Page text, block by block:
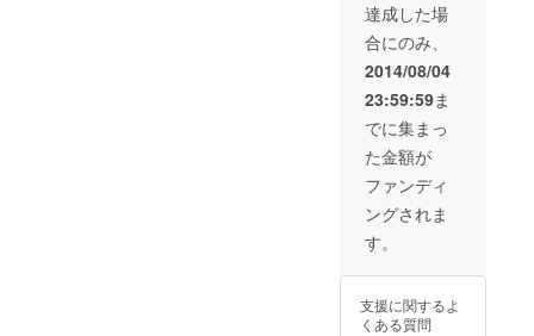
達成した場
合にのみ、
2014/08/04
23:59:59ま
でに集まっ
た金額が
ファンディ
ングされま
す。
支援に関するよ
くある質問